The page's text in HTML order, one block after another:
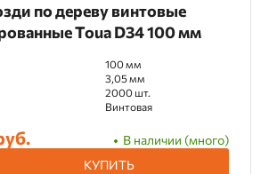
по дереву винтовые
Toua D34 100 мм
100 мм
3,05 мм
2000 шт.
Винтовая
В наличии (много)
КУПИТЬ